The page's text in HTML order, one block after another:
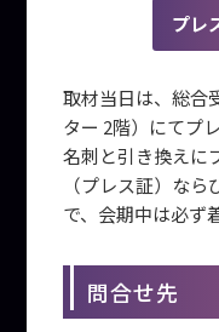
プレ
取材当日は、総合
ター 2階）にてプ
名刺と引き換えに
（プレス証）な
で、会期中は必ず
問合せ先